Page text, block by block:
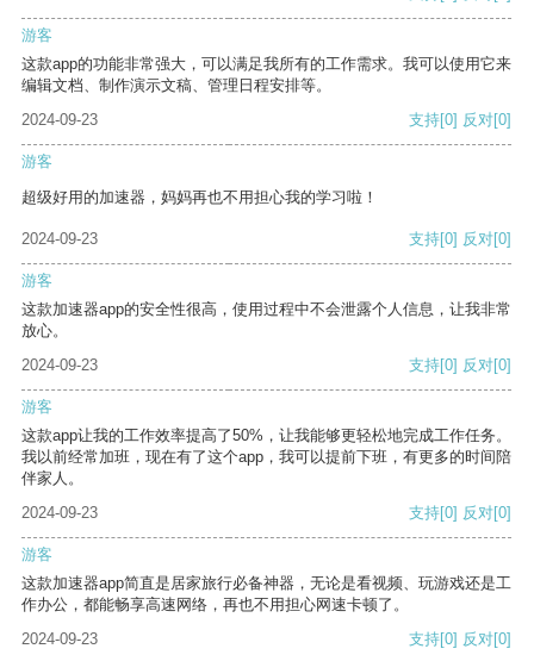
游客
这款app的功能非常强大，可以满足我所有的工作需求。我可以使用它来
编辑文档、制作演示文稿、管理日程安排等。
2024-09-23
支持[0] 反对[0]
游客
超级好用的加速器，妈妈再也不用担心我的学习啦！
2024-09-23 支持[0] 反对[0]
游客
这款加速器app的安全性很高，使用过程中不会泄露个人信息，让我非常
放心。
2024-09-23
支持[0] 反对[0]
游客
这款app让我的工作效率提高了50%，让我能够更轻松地完成工作任务。
我以前经常加班，现在有了这个app，我可以提前下班，有更多的时间陪
伴家人。
2024-09-23
支持[0] 反对[0]
游客
这款加速器app简直是居家旅行必备神器，无论是看视频、玩游戏还是工
作办公，都能畅享高速网络，再也不用担心网速卡顿了。
2024-09-23
支持[0] 反对[0]